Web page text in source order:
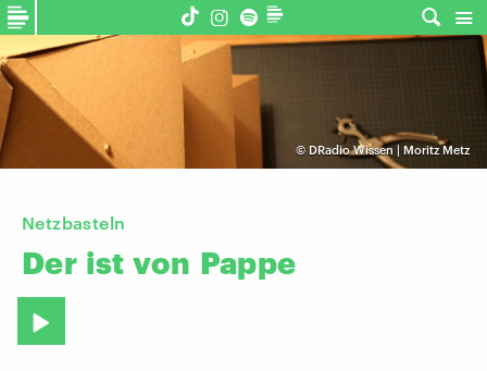
© DRadio Wissen | Moritz Metz
Netzbasteln
Der ist von Pappe